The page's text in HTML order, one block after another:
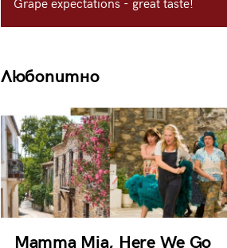
Grape expectations - great taste!
Любопитно
Mamma Mia, Here We Go